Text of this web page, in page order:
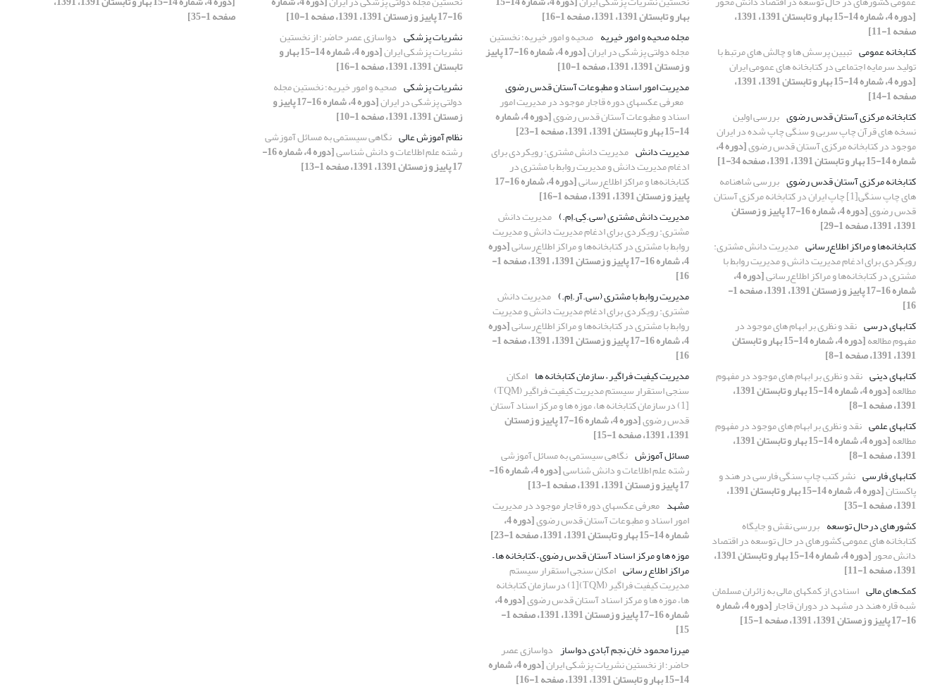
[دوره 4، شماره 14-15 بهار و تابستان 1391، 1391،
صفحه 1-11]
کتابخانه عمومی تبیین پرسش ها و چالش های مرتبط با
تولید سرمایه اجتماعی در کتابخانه های عمومی ایران
[دوره 4، شماره 14-15 بهار و تابستان 1391، 1391،
صفحه 1-14]
کتابخانه مرکزی آستان قدس رضوی بررسی اولین
نسخه های قرآن چاپ سربی و سنگی چاپ شده در ایران
موجود در کتابخانه مرکزی آستان قدس رضوی [دوره 4،
شماره 14-15 بهار و تابستان 1391، 1391، صفحه 34-1]
کتابخانه مرکزی آستان قدس رضوی بررسی شاهنامه
های چاپ سنگی[1] چاپ ایران در کتابخانه مرکزی آستان
قدس رضوی [دوره 4، شماره 16-17 پاییز و زمستان
1391، 1391، صفحه 1-29]
کتابخانه‌ها و مراکز اطلاع‌رسانی مدیریت دانش مشتری:
رویکردی برای ادغام مدیریت دانش و مدیریت روابط با
مشتری در کتابخانه‌ها و مراکز اطلاع‌رسانی [دوره 4،
شماره 16-17 پاییز و زمستان 1391، 1391، صفحه 1-
16]
کتابهای درسی نقد و نظری بر ابهام‏ های موجود در
مفهوم مطالعه [دوره 4، شماره 14-15 بهار و تابستان
1391، 1391، صفحه 1-8]
کتابهای دینی نقد و نظری بر ابهام‏ های موجود در مفهوم
مطالعه [دوره 4، شماره 14-15 بهار و تابستان 1391،
1391، صفحه 1-8]
کتابهای علمی نقد و نظری بر ابهام‏ های موجود در مفهوم
مطالعه [دوره 4، شماره 14-15 بهار و تابستان 1391،
1391، صفحه 1-8]
کتابهای فارسی نشر کتب چاپ سنگی فارسی در هند و
پاکستان [دوره 4، شماره 14-15 بهار و تابستان 1391،
1391، صفحه 1-35]
کشورهای درحال توسعه بررسی نقش و جایگاه
کتابخانه­ های عمومی کشورهای در حال توسعه در اقتصاد
دانش محور [دوره 4، شماره 14-15 بهار و تابستان 1391،
1391، صفحه 1-11]
کمک‌های مالی اسنادی از کمکهای مالی به زائران مسلمان
شبه قاره هند در مشهد در دوران قاجار [دوره 4، شماره
16-17 پاییز و زمستان 1391، 1391، صفحه 1-15]
بهار و تابستان 1391، 1391، صفحه 1-16]
مجله صحیه و امور خیریه صحیه و امور خیریه؛ نخستین
مجله دولتی پزشکی در ایران [دوره 4، شماره 16-17 پاییز
و زمستان 1391، 1391، صفحه 1-10]
مدیریت امور اسناد و مطبوعات آستان قدس رضوی
معرفی عکسهای دوره قاجار موجود در مدیریت امور
اسناد و مطبوعات آستان قدس رضوی [دوره 4، شماره
14-15 بهار و تابستان 1391، 1391، صفحه 1-23]
مدیریت دانش مدیریت دانش مشتری: رویکردی برای
ادغام مدیریت دانش و مدیریت روابط با مشتری در
کتابخانه‌ها و مراکز اطلاع‌رسانی [دوره 4، شماره 16-17
پاییز و زمستان 1391، 1391، صفحه 1-16]
مدیریت دانش مشتری (سی.کِی.اِم.) مدیریت دانش
مشتری: رویکردی برای ادغام مدیریت دانش و مدیریت
روابط با مشتری در کتابخانه‌ها و مراکز اطلاع‌رسانی[دوره
4، شماره 16-17 پاییز و زمستان 1391، 1391، صفحه 1-
16]
مدیریت روابط با مشتری (سی.آر.اِم.) مدیریت دانش
مشتری: رویکردی برای ادغام مدیریت دانش و مدیریت
روابط با مشتری در کتابخانه‌ها و مراکز اطلاع‌رسانی[دوره
4، شماره 16-17 پاییز و زمستان 1391، 1391، صفحه 1-
16]
مدیریت کیفیت فراگیر – سازمان کتابخانه ها امکان
سنجی استقرار سیستم مدیریت کیفیت فراگیر (TQM)
[1) درسازمان کتابخانه ‏ها، موزه ‏ها و مرکز اسناد آستان
قدس رضوی [دوره 4، شماره 16-17 پاییز و زمستان
1391، 1391، صفحه 1-15]
مسائل آموزش نگاهی سیستمی‌ به مسائل آموزشی
رشته علم اطلاعات و دانش شناسی [دوره 4، شماره 16-
17 پاییز و زمستان 1391، 1391، صفحه 1-13]
مشهد معرفی عکسهای دوره قاجار موجود در مدیریت
امور اسناد و مطبوعات آستان قدس رضوی [دوره 4،
شماره 14-15 بهار و تابستان 1391، 1391، صفحه 1-23]
موزه ها و مرکز اسناد آستان قدس رضوی – کتابخانه ها –
مراکز اطلاع رسانی امکان سنجی استقرار سیستم
مدیریت کیفیت فراگیر (TQM)[1) درسازمان کتابخانه
‏ها، موزه ‏ها و مرکز اسناد آستان قدس رضوی [دوره 4،
شماره 16-17 پاییز و زمستان 1391، 1391، صفحه 1-
15]
میرزا محمود خان نجم آبادی دواساز دواسازی عصر
حاضر؛ از نخستین نشریات پزشکی ایران [دوره 4، شماره
14-15 بهار و تابستان 1391، 1391، صفحه 1-16]
16-17 پاییز و زمستان 1391، 1391، صفحه 1-10]
نشریات پزشکی دواسازی عصر حاضر؛ از نخستین
نشریات پزشکی ایران [دوره 4، شماره 14-15 بهار و
تابستان 1391، 1391، صفحه 1-16]
نشریات پزشکی صحیه و امور خیریه؛ نخستین مجله
دولتی پزشکی در ایران [دوره 4، شماره 16-17 پاییز و
زمستان 1391، 1391، صفحه 1-10]
نظام آموزش عالی نگاهی سیستمی‌ به مسائل آموزشی
رشته علم اطلاعات و دانش شناسی [دوره 4، شماره 16-
17 پاییز و زمستان 1391، 1391، صفحه 1-13]
صفحه 1-35]